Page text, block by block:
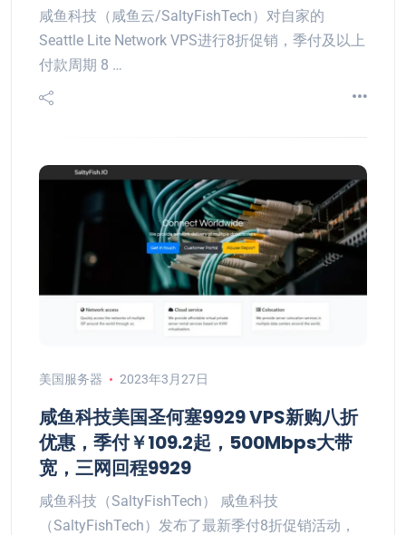
咸鱼科技（咸鱼云/SaltyFishTech）对自家的
Seattle Lite Network VPS进行8折促销，季付及以上
付款周期 8 …
美国服务器 2023年3月27日
咸鱼科技美国圣何塞9929 VPS新购八折
优惠，季付￥109.2起，500Mbps大带
宽，三网回程9929
咸鱼科技（SaltyFishTech） 咸鱼科技
（SaltyFishTech）发布了最新季付8折促销活动，